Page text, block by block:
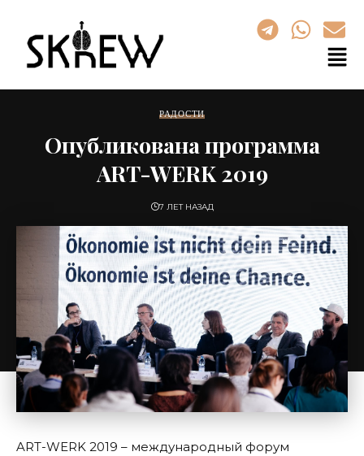
РАДОСТИ
Опубликована программа
ART-WERK 2019
7 ЛЕТ НАЗАД
ART-WERK 2019 – международный форум